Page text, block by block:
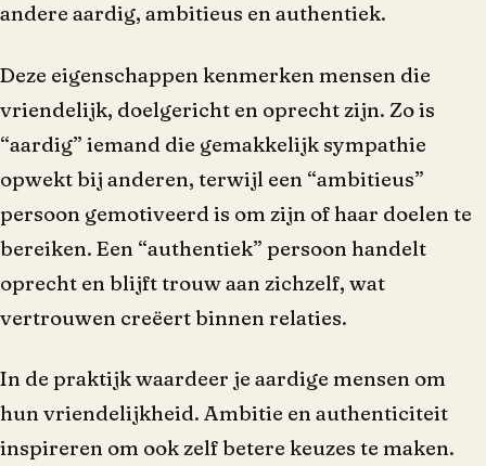
andere aardig, ambitieus en authentiek.
Deze eigenschappen kenmerken mensen die
vriendelijk, doelgericht en oprecht zijn. Zo is
“aardig” iemand die gemakkelijk sympathie
opwekt bij anderen, terwijl een “ambitieus”
persoon gemotiveerd is om zijn of haar doelen te
bereiken. Een “authentiek” persoon handelt
oprecht en blijft trouw aan zichzelf, wat
vertrouwen creëert binnen relaties.
In de praktijk waardeer je aardige mensen om
hun vriendelijkheid. Ambitie en authenticiteit
inspireren om ook zelf betere keuzes te maken.